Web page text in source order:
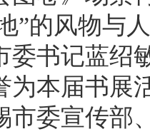
”的风物与
委书记蓝绍
为本届书展
市委宣传部